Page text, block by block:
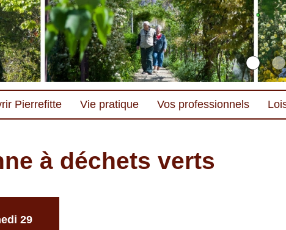
Pierrefitte Vie pratique Vos professionnels
à déchets verts
29